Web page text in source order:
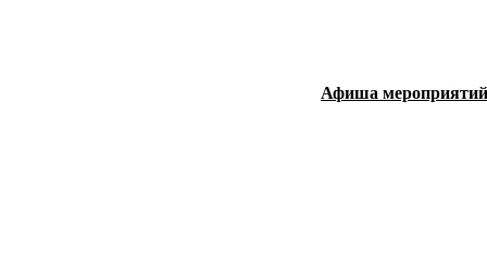
Афиша мероприятий